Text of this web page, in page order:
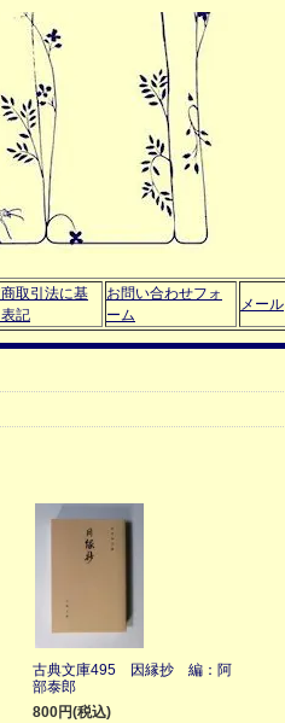
取引法に基
記
お問い合わせフォ
ーム
メール
古典文庫495 因縁抄 編：阿
部泰郎
800円(税込)